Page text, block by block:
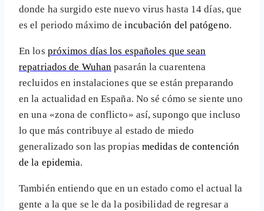
donde ha surgido este nuevo virus hasta 14 días, que
es el periodo máximo deincubación del patógeno.
En los próximos días los españoles que sean
repatriados de Wuhan pasarán la cuarentena
recluidos en instalaciones que se están preparando
en la actualidad en España. No sé cómo se siente uno
en una «zona de conflicto» así, supongo que incluso
lo que más contribuye al estado de miedo
generalizado son las propias medidas de contención
de la epidemia.
También entiendo que en un estado como el actual la
gente a la que se le da la posibilidad de regresar a